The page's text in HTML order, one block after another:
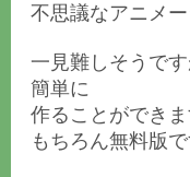
不思議なアニメー
一見難しそうで
簡単に
作ることができま
もちろん無料版